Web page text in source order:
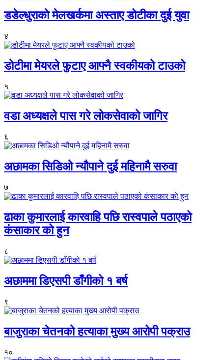
डडेल्धुराको मेलखर्कमा अस्ताए डोटीका दुई युवा
४
डोटीमा मेयरले फुटाए आफ्नै स्वकीयको टाउको
५
वडा अध्यक्षले पास गरे लोकसेवाको जागिर
६
अछामका सिडिओ न्यौपाने दुई महिनामै सरुवा
७
ढाका कुमारलाई कारवाहि पछि रास्वपाले पठाएको
कंसाकार को हुन
८
अछाममा डिएसपी डाँगीको १ बर्ष
९
बाजुराका चेतनको हत्याका मुख्य आरोपी पक्राउ
१०